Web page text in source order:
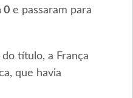
0e passaram para
título, a França
que havia